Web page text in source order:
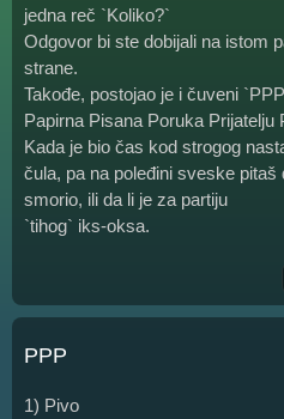
jedna reč `Koliko?`
Odgovor bi ste dobijali na istom
strane.
Takođe, postojao je i čuveni
Papirna Pisana Poruka Prijatelju
Kada je bio čas kod strogog
čula, pa na poleđini sveske pitaš
smorio, ili da li je za partiju
`tihog` iks-oksa.
PPP
1) Pivo